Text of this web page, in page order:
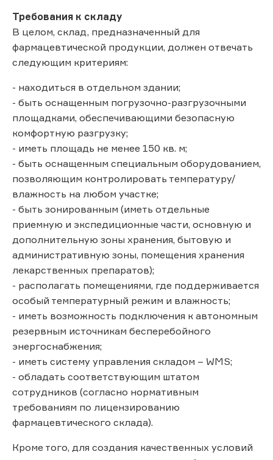
Требования к складу
В целом, склад, предназначенный для
фармацевтической продукции, должен отвечать
следующим критериям:
- находиться в отдельном здании;
- быть оснащенным погрузочно-разгрузочными
площадками, обеспечивающими безопасную
комфортную разгрузку;
- иметь площадь не менее 150 кв. м;
- быть оснащенным специальным оборудованием,
позволяющим контролировать температуру/
влажность на любом участке;
- быть зонированным (иметь отдельные
приемную и экспедиционные части, основную и
дополнительную зоны хранения, бытовую и
административную зоны, помещения хранения
лекарственных препаратов);
- располагать помещениями, где поддерживается
особый температурный режим и влажность;
- иметь возможность подключения к автономным
резервным источникам бесперебойного
энергоснабжения;
- иметь систему управления складом – WMS;
- обладать соответствующим штатом
сотрудников (согласно нормативным
требованиям по лицензированию
фармацевтического склада).
Кроме того, для создания качественных условий